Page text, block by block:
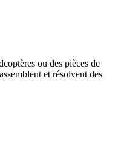
ou des pièces de
et résolvent des